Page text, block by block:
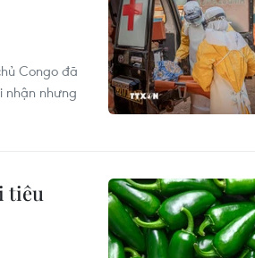
Congo đã
nhận nhưng
tiêu